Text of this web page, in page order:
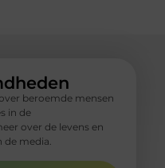
beroemde mensen
in de
over de levens en
de media.